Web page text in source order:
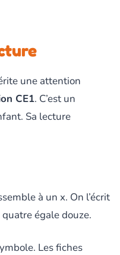
une attention
CE1. C’est un
Sa lecture
à un x. On l’écrit
égale douze.
Les fiches